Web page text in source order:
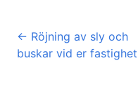
← Röjning av sly och
buskar vid er fastighet